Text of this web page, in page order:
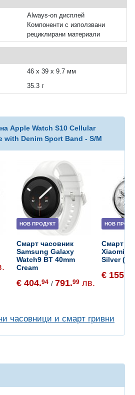
Always‑on дисплей
Компоненти с използвани
рециклирани материали
46 x 39 x 9.7 мм
35.3 г
Apple Watch S10 Cellular
with Denim Sport Band - S/M
НОВ ПРОДУКТ
Смарт часовник
Samsung Galaxy
Watch9 BT 40mm
Cream
€ 404.94 / 791.99 лв.
НОВ
Смарт
Xiaomi
Silver
€ 155.
часовници и смарт гривни